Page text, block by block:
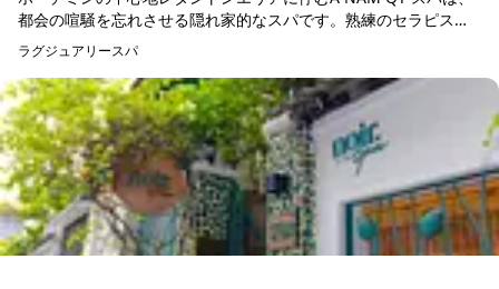
都会の喧騒を忘れさせる隠れ家的なスパです。熟練のセラピスト
による伝統的なマッサージと、最新のリラクゼーション技術を組
み合わせた施...
ラグジュアリースパ予約可能